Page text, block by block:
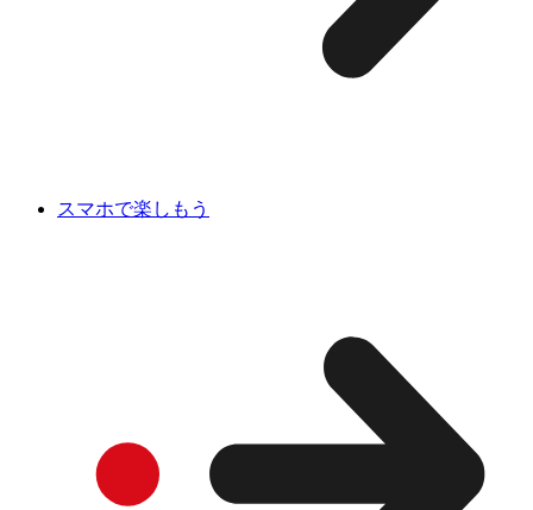
スマホで楽しもう